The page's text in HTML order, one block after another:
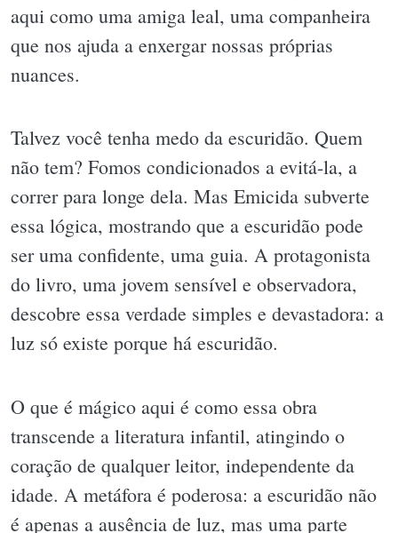
aqui como uma amiga leal, uma companheira
que nos ajuda a enxergar nossas próprias
nuances.
Talvez você tenha medo da escuridão. Quem
não tem? Fomos condicionados a evitá-la, a
correr para longe dela. Mas Emicida subverte
essa lógica, mostrando que a escuridão pode
ser uma confidente, uma guia. A protagonista
do livro, uma jovem sensível e observadora,
descobre essa verdade simples e devastadora: a
luz só existe porque há escuridão.
O que é mágico aqui é como essa obra
transcende a literatura infantil, atingindo o
coração de qualquer leitor, independente da
idade. A metáfora é poderosa: a escuridão não
é apenas a ausência de luz, mas uma parte